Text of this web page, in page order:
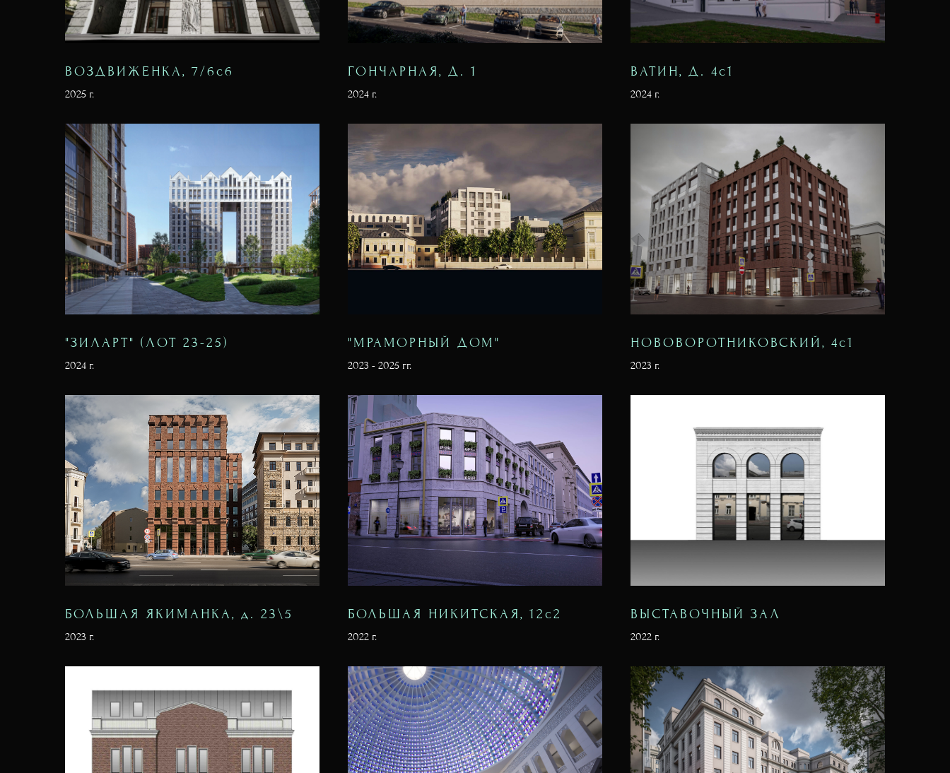
ВОЗДВИЖЕНКА, 7/6c6
2025 г.
ГОНЧАРНАЯ, Д. 1
2024 г.
ВАТИН, Д. 4с1
2024 г.
"ЗИЛАРТ" (ЛОТ 23-25)
2024 г.
"МРАМОРНЫЙ ДОМ"
2023 - 2025 гг.
НОВОВОРОТНИКОВСКИЙ, 4с1
2023 г.
БОЛЬШАЯ ЯКИМАНКА, д. 23\5
2023 г.
БОЛЬШАЯ НИКИТСКАЯ, 12с2
2022 г.
ВЫСТАВОЧНЫЙ ЗАЛ
2022 г.